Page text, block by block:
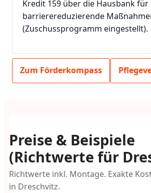
Kredit 159 über die Hausbank für
barrierereduzierende
(Zuschussprogramm eingestellt).
Zum Förderkompass
Preise & Beispiele
(Richtwerte für
Richtwerte inkl. Montage. Exakte
in Dreschvitz.